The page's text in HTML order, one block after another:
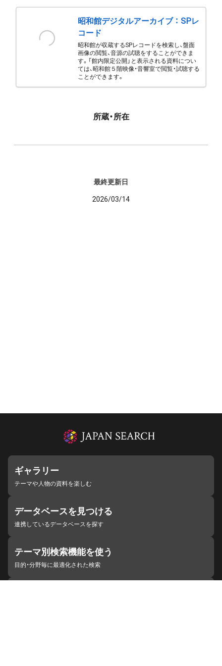
昭和館デジタルアーカイブ ： SPレ
コード
昭和館が収蔵するSPレコードを検索し、盤面
画像の閲覧、音源の試聴をすることができま
す。「館内限定公開」と表示される資料につい
ては、昭和館５階映像・音響室で閲覧・試聴する
ことができます。
所蔵・所在
最終更新日
2026/03/14
ギャラリー
テーマや人物の資料を楽しむ
データベースを見つける
連携しているデータベースを探す
テーマ別検索機能を使う
目的・分野毎に最適化された検索